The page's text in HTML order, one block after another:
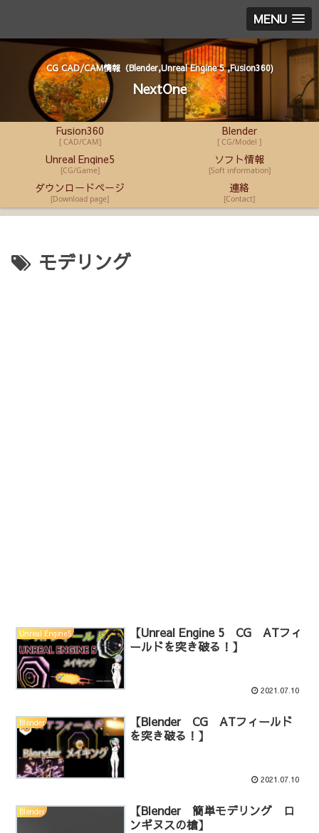
MENU
CG CAD/CAM情報（Blender,Unreal Engine 5 ,Fusion360)
NextOne
Fusion360
[ CAD/CAM]
Blender
[ CG/Model ]
Unreal Engine5
[CG/Game]
ソフト情報
[Soft information]
ダウンロードページ
[Download page]
連絡
[Contact]
モデリング
Unreal Engine5
【Unreal Engine 5 CG ATフィ
ールドを突き破る！】
2021.07.10
Blender
【Blender CG ATフィールド
を突き破る！】
2021.07.10
Blender
【Blender 簡単モデリング ロ
ンギヌスの槍】